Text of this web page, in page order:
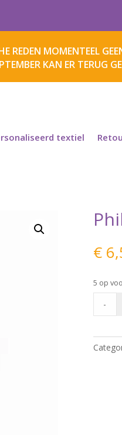
REDEN MOMENTEEL
KAN ER TERUG
textiel
€
5 op
-